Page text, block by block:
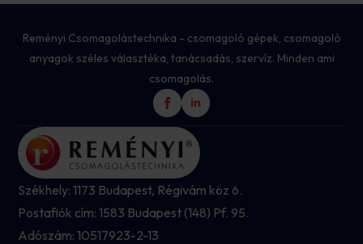
Reményi Csomagolástechnika - csomagoló gépek, csomagoló
anyagok széles választéka, tanácsadás, szervíz. Minden ami
csomagolás.
Székhely: 1173 Budapest, Régivám köz 6.
Postafiók cím: 1583 Budapest (148) Pf. 95.
Adószám: 10517923-2-13